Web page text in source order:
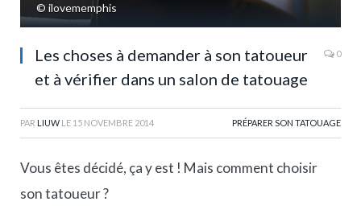
© ilovememphis
Les choses à demander à son tatoueur
et à vérifier dans un salon de tatouage
0
PAR LIUW LE 15 NOVEMBRE 2014 PRÉPARER SON TATOUAGE
Vous êtes décidé, ça y est ! Mais comment choisir
son tatoueur ?